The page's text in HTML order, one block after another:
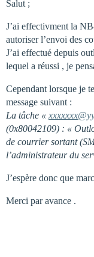
Salut ;
J’ai effectivment la
autoriser l’envoi des
J’ai effectué depuis
lequel a réussi , je
Cependant lorsque je
message suivant :
La tâche «
(0x80042109) : «
de courrier sortant
l’administrateur du
J’espère donc que
Merci par avance .